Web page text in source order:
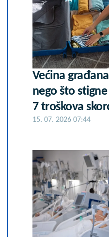
Većina
nego što
7 troškova
15. 07. 2026 07:44